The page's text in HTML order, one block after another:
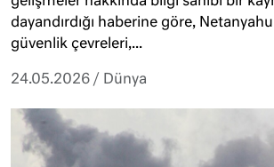
dayandırdığı haberine göre, Netanyahu
güvenlik çevreleri,...
24.05.2026 / Dünya